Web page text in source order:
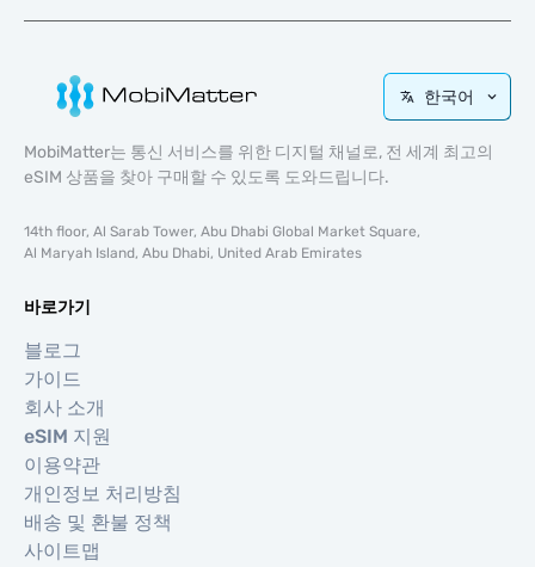
한국어
MobiMatter는 통신 서비스를 위한 디지털 채널로, 전 세계 최고의
eSIM 상품을 찾아 구매할 수 있도록 도와드립니다.
14th floor, Al Sarab Tower, Abu Dhabi Global Market Square,
Al Maryah Island, Abu Dhabi, United Arab Emirates
바로가기
블로그
가이드
회사 소개
eSIM 지원
이용약관
개인정보 처리방침
배송 및 환불 정책
사이트맵